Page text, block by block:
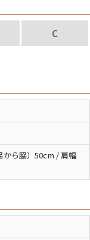
W33,W34
上
Tシャツ
C
ら脇）50cm / 肩幅